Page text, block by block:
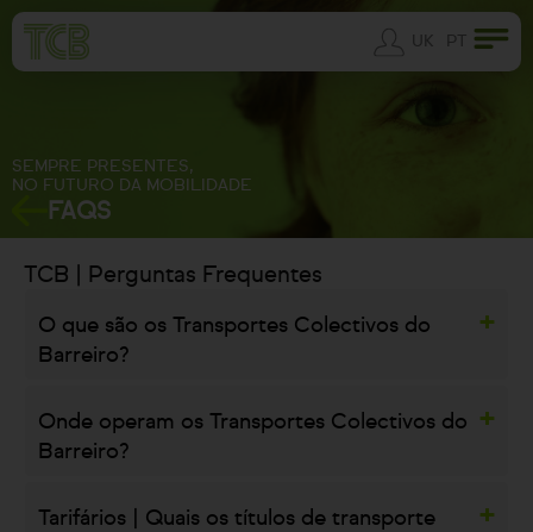
UK PT
SEMPRE PRESENTES,
NO FUTURO DA MOBILIDADE
FAQS
TCB | Perguntas Frequentes
O que são os Transportes Colectivos do
Barreiro?
Onde operam os Transportes Colectivos do
Barreiro?
Tarifários | Quais os títulos de transporte